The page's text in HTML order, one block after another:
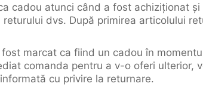
cadou atunci când a fost achiziționat
dvs. După primirea articolului
marcat ca fiind un cadou în
comanda pentru a v-o oferi ulterior,
cu privire la returnare.